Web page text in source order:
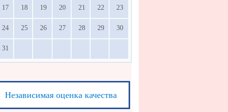
17 18 19 20 21 22 23
24 25 26 27 28 29 30
31
Независимая оценка качества